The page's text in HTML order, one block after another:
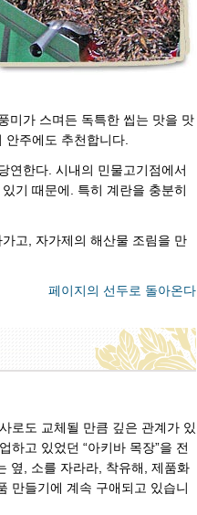
미가 스며든 독특한 씹는 맛을 맛
주에도 추천합니다.
연한다. 시내의 민물고기점에서
기 때문에. 특히 계란을 충분히
고, 자가제의 해산물 조림을 만
페이지의 선두로 돌아온다
로도 교체될 만큼 깊은 관계가 있
하고 있었던 “아키바 목장”을 전
옆, 소를 자라라, 착유해, 제품화
만들기에 계속 구애되고 있습니